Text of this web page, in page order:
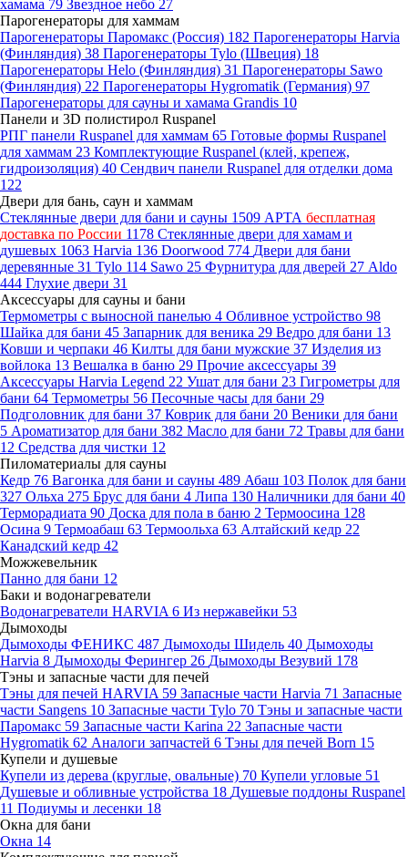
хамама 79 Звездное небо 27
Парогенераторы для хаммам
Парогенераторы Паромакс (Россия) 182 Парогенераторы Harvia
(Финляндия) 38 Парогенераторы Tylo (Швеция) 18
Парогенераторы Helo (Финляндия) 31 Парогенераторы Sawo
(Финляндия) 22 Парогенераторы Hygromatik (Германия) 97
Парогенераторы для сауны и хамама Grandis 10
Панели и 3D полистирол Ruspanel
РПГ панели Ruspanel для хаммам 65 Готовые формы Ruspanel
для хаммам 23 Комплектующие Ruspanel (клей, крепеж,
гидроизоляция) 40 Сендвич панели Ruspanel для отделки дома
122
Двери для бань, саун и хаммам
Стеклянные двери для бани и сауны 1509 АРТА бесплатная
доставка по России 1178 Стеклянные двери для хамам и
душевых 1063 Harvia 136 Doorwood 774 Двери для бани
деревянные 31 Tylo 114 Sawo 25 Фурнитура для дверей 27 Aldo
444 Глухие двери 31
Аксессуары для сауны и бани
Термометры с выносной панелью 4 Обливное устройство 98
Шайка для бани 45 Запарник для веника 29 Ведро для бани 13
Ковши и черпаки 46 Килты для бани мужские 37 Изделия из
войлока 13 Вешалка в баню 29 Прочие аксессуары 39
Аксессуары Harvia Legend 22 Ушат для бани 23 Гигрометры для
бани 64 Термометры 56 Песочные часы для бани 29
Подголовник для бани 37 Коврик для бани 20 Веники для бани
5 Ароматизатор для бани 382 Масло для бани 72 Травы для бани
12 Средства для чистки 12
Пиломатериалы для сауны
Кедр 76 Вагонка для бани и сауны 489 Абаш 103 Полок для бани
327 Ольха 275 Брус для бани 4 Липа 130 Наличники для бани 40
Терморадиата 90 Доска для пола в баню 2 Термоосина 128
Осина 9 Термоабаш 63 Термоольха 63 Алтайский кедр 22
Канадский кедр 42
Можжевельник
Панно для бани 12
Баки и водонагреватели
Водонагреватели HARVIA 6 Из нержавейки 53
Дымоходы
Дымоходы ФЕНИКС 487 Дымоходы Шидель 40 Дымоходы
Harvia 8 Дымоходы Ферингер 26 Дымоходы Везувий 178
Тэны и запасные части для печей
Тэны для печей HARVIA 59 Запасные части Harvia 71 Запасные
части Sangens 10 Запасные части Tylo 70 Тэны и запасные части
Паромакс 59 Запасные части Karina 22 Запасные части
Hygromatik 62 Аналоги запчастей 6 Тэны для печей Born 15
Купели и душевые
Купели из дерева (круглые, овальные) 70 Купели угловые 51
Душевые и обливные устройства 18 Душевые поддоны Ruspanel
11 Подиумы и лесенки 18
Окна для бани
Окна 14